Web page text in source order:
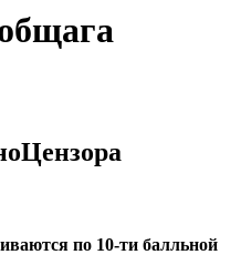
по 10-ти балльной